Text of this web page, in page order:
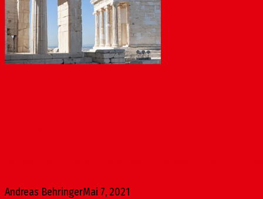
Andreas BehringerMai 7, 2021